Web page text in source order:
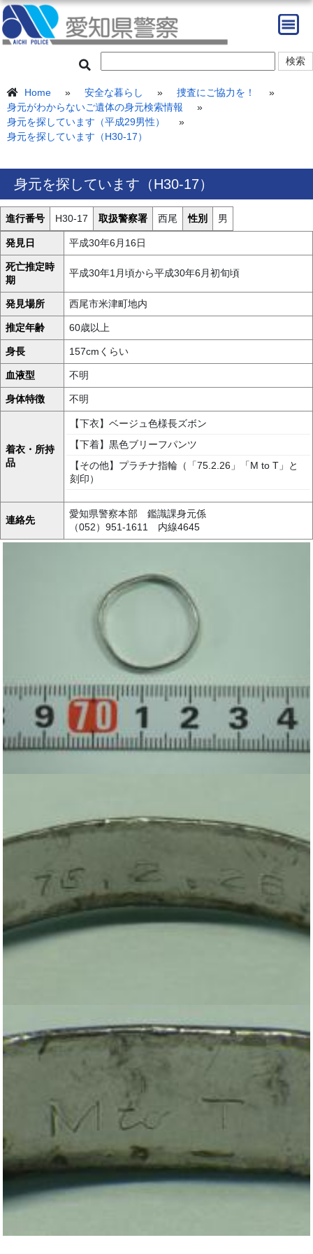
Home » 安全な暮らし » 捜査にご協力を！
»
身元がわからないご遺体の身元検索情報
»
身元を探しています（平成29男性）
»
身元を探しています（H30-17）
身元を探しています（H30-17）
進行番号 H30-17 取扱警察署 西尾 性別 男
発見日 平成30年6月16日
死亡推定時
期
平成30年1月頃から平成30年6月初旬頃
発見場所 西尾市米津町地内
推定年齢 60歳以上
身長 157cmくらい
血液型 不明
身体特徴 不明
着衣・所持
品
【下衣】ベージュ色様長ズボン
【下着】黒色ブリーフパンツ
【その他】プラチナ指輪（「75.2.26」「M to T」と
刻印）
連絡先
愛知県警察本部 鑑識課身元係
（052）951-1611 内線4645